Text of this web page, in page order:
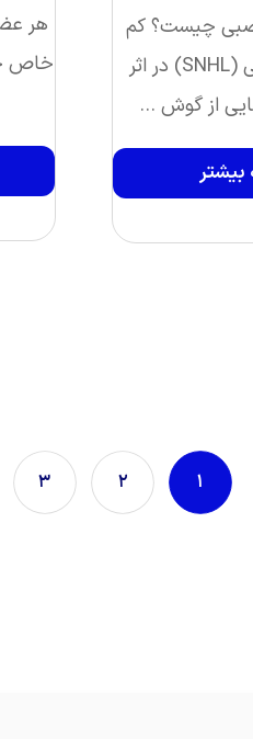
چیست؟ کم
شنوایی حسی عصبی (SNHL) در اثر
از گوش ...
بیشتر
هر
خاص
۱ ۲ ۳